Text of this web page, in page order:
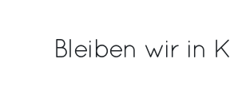
Bleiben wir in